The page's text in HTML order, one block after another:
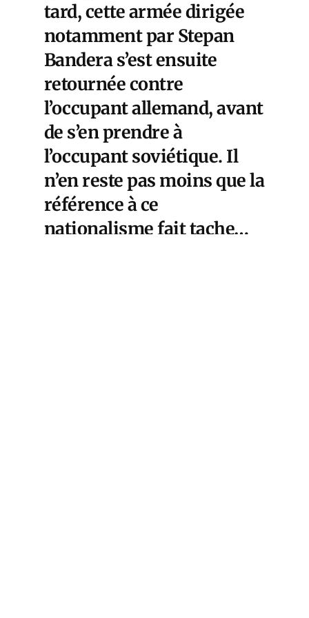
tard, cette armée dirigée
notamment par Stepan
Bandera s’est ensuite
retournée contre
l’occupant allemand, avant
de s’en prendre à
l’occupant soviétique. Il
n’en reste pas moins que la
référence à ce
nationalisme fait tache…